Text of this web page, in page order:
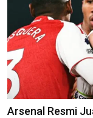
Arsenal Resmi